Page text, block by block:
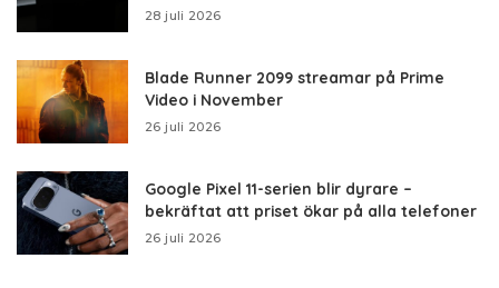
28 juli 2026
Blade Runner 2099 streamar på Prime
Video i November
26 juli 2026
Google Pixel 11-serien blir dyrare –
bekräftat att priset ökar på alla telefoner
26 juli 2026